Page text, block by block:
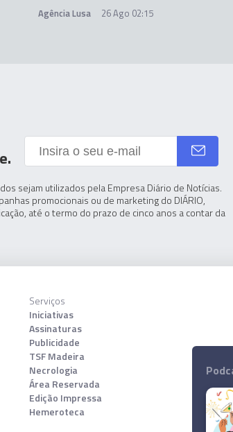
Agência Lusa 26 Ago 02:15
sejam utilizados pela Empresa Diário de Notícias.
promocionais ou de marketing do DIÁRIO,
até o termo do prazo de cinco anos a contar da
Serviços
Iniciativas
Assinaturas
Publicidade
TSF Madeira
Necrologia
Área Reservada
Edição Impressa
Hemeroteca